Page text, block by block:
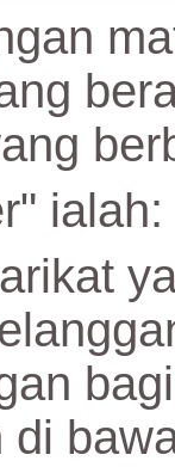
ialah:
di